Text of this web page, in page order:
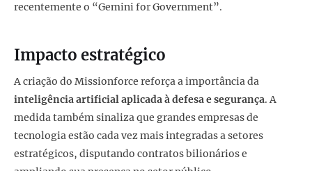
recentemente o “Gemini for Government”.
Impacto estratégico
A criação do Missionforce reforça a importância da
inteligência artificial aplicada à defesa e segurança. A
medida também sinaliza que grandes empresas de
tecnologia estão cada vez mais integradas a setores
estratégicos, disputando contratos bilionários e